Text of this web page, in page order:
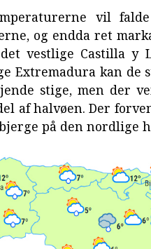
vil
og endda ret
vestlige Castilla y
Extremadura kan de
stige, men der
af halvøen. Der
på den nordlige